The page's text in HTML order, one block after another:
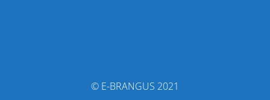
© E-BRANGUS 2021